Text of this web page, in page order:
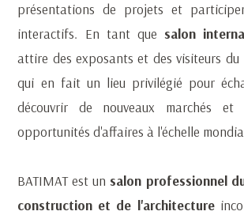
présentations de projets et
interactifs. En tant quesalon
attire des exposants et des visiteurs du
qui en fait un lieu privilégié pour
découvrir de nouveaux marchés et
opportunités d'affaires à l'échelle
BATIMAT est unsalon professionnel
construction et de l'architecture